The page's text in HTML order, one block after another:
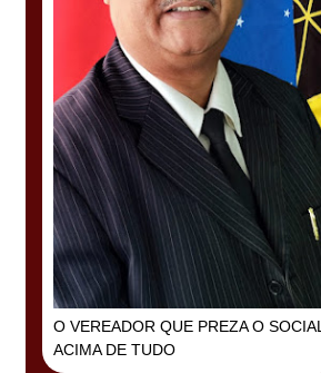
O VEREADOR QUE PREZA O SOCIAL
ACIMA DE TUDO